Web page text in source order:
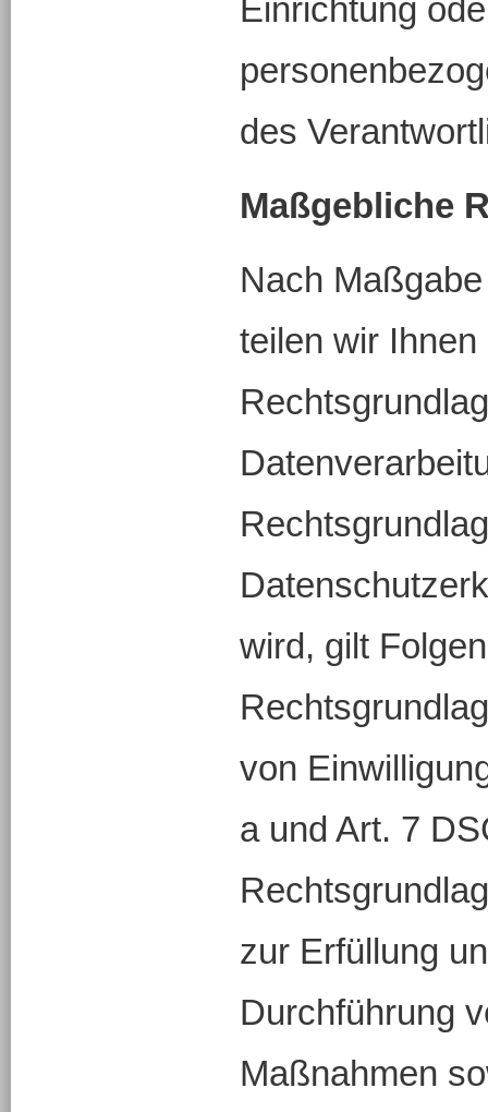
Einrichtung
des
Maßgebliche
Nach
teilen wir Ihnen
wird, gilt
von
a und Art. 7
zur Erfüllung
Durchführung
Maßnahmen